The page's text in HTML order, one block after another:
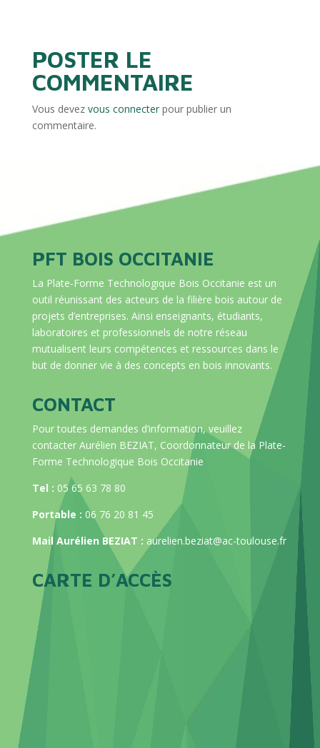
POSTER LE
COMMENTAIRE
Vous devez vous connecterpour publier un
commentaire.
PFT BOIS OCCITANIE
La Plate-Forme Technologique Bois Occitanie est un
outil réunissant des acteurs de la filière bois autour de
projets d’entreprises. Ainsi enseignants, étudiants,
laboratoires et professionnels de notre réseau
mutualisent leurs compétences et ressources dans le
but de donner vie à des concepts en bois innovants.
CONTACT
Pour toutes demandes d’information, veuillez
contacter Aurélien BEZIAT, Coordonnateur de la Plate-
Forme Technologique Bois Occitanie
Tel : 05 65 63 78 80
Portable : 06 76 20 81 45
Mail Aurélien BEZIAT : aurelien.beziat@ac-toulouse.fr
CARTE D’ACCÈS